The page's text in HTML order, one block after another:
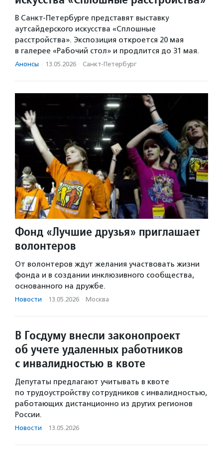
В Санкт-Петербурге представят выставку
аутсайдерского искусства «Сплошные
расстройства». Экспозиция откроется 20 мая
в галерее «Рабочий стол» и продлится до 31 мая.
Анонсы · 13.05.2026 · Санкт-Петербург
Фонд «Лучшие друзья» приглашает
волонтеров
От волонтеров ждут желания участвовать жизни
фонда и в создании инклюзивного сообщества,
основанного на дружбе.
Новости · 13.05.2026 · Москва
В Госдуму внесли законопроект
об учете удаленных работников
с инвалидностью в квоте
Депутаты предлагают учитывать в квоте
по трудоустройству сотрудников с инвалидностью,
работающих дистанционно из других регионов
России.
Новости · 13.05.2026